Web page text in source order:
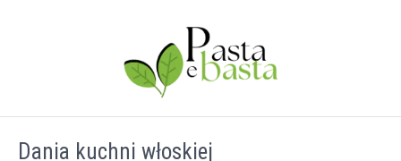
Dania kuchni włoskiej